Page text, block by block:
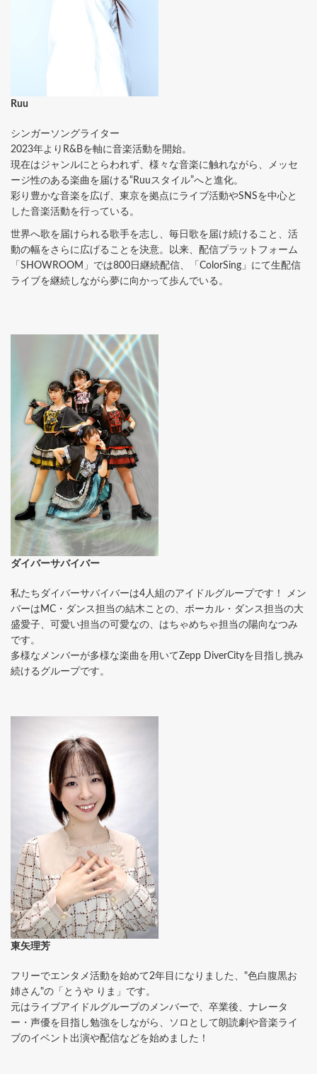
Ruu
シンガーソングライター
2023年よりR&Bを軸に音楽活動を開始。
現在はジャンルにとらわれず、様々な音楽に触れながら、メッセ
ージ性のある楽曲を届ける“Ruuスタイル”へと進化。
彩り豊かな音楽を広げ、東京を拠点にライブ活動やSNSを中心と
した音楽活動を行っている。
世界へ歌を届けられる歌手を志し、毎日歌を届け続けること、活
動の幅をさらに広げることを決意。以来、配信プラットフォーム
「SHOWROOM」では800日継続配信、「ColorSing」にて生配信
ライブを継続しながら夢に向かって歩んでいる。
ダイバーサバイバー
私たちダイバーサバイバーは4人組のアイドルグループです！ メン
バーはMC・ダンス担当の結木ことの、ボーカル・ダンス担当の大
盛愛子、可愛い担当の可愛なの、はちゃめちゃ担当の陽向なつみ
です。
多様なメンバーが多様な楽曲を用いてZepp DiverCityを目指し挑み
続けるグループです。
東矢理芳
フリーでエンタメ活動を始めて2年目になりました、"色白腹黒お
姉さん"の「とうや りま」です。
元はライブアイドルグループのメンバーで、卒業後、ナレータ
ー・声優を目指し勉強をしながら、ソロとして朗読劇や音楽ライ
ブのイベント出演や配信などを始めました！